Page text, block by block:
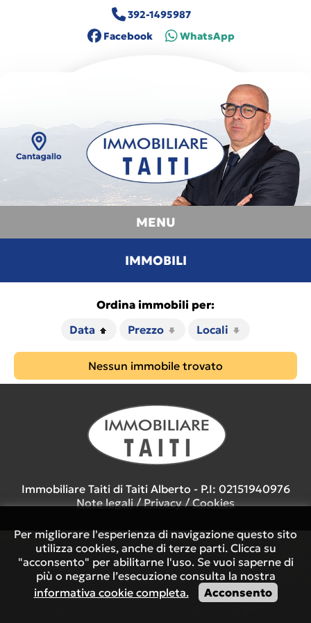
392-1495987
Facebook
WhatsApp
MENU
IMMOBILI
Ordina immobili per:
Data
Prezzo Locali
Nessun immobile trovato
Immobiliare Taiti di Taiti Alberto - P.I: 02151940976
Note legali/Privacy/Cookies
Per migliorare l'esperienza di navigazione questo sito
utilizza cookies, anche di terze parti. Clicca su
"acconsento" per abilitarne l'uso. Se vuoi saperne di
più o negarne l’esecuzione consulta la nostra
informativa cookie completa.
Acconsento